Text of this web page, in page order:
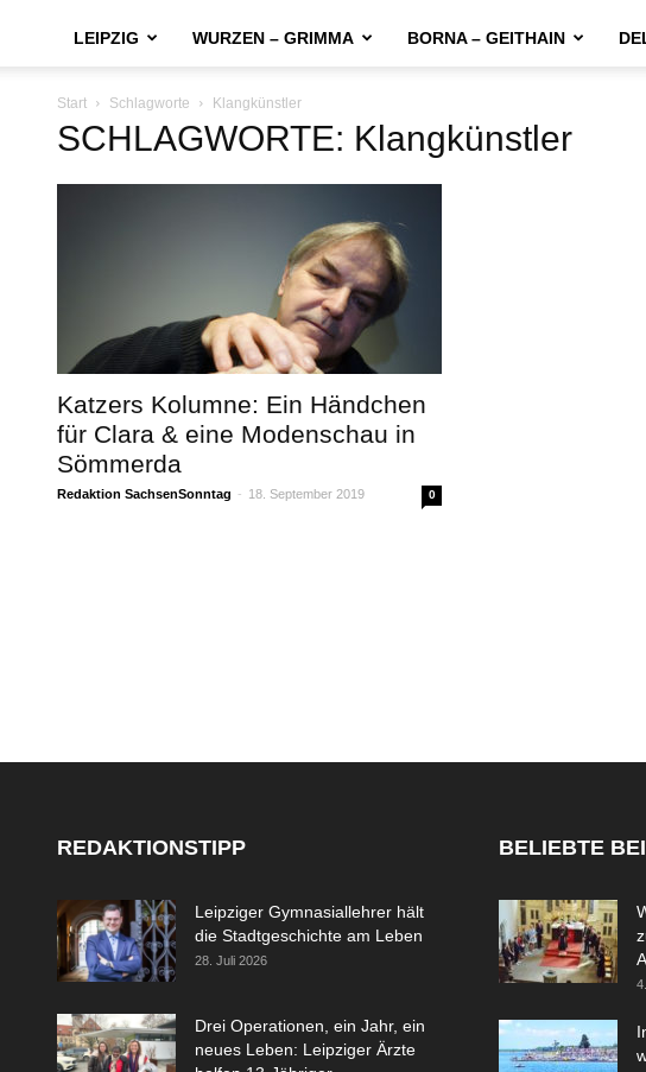
LEIPZIG WURZEN – GRIMMA BORNA – GEITHAIN
Start Schlagworte Klangkünstler
SCHLAGWORTE: Klangkünstler
Katzers Kolumne: Ein Händchen
für Clara & eine Modenschau in
Sömmerda
Redaktion SachsenSonntag - 18. September 2019 0
REDAKTIONSTIPP
Leipziger Gymnasiallehrer hält
die Stadtgeschichte am Leben
28. Juli 2026
Drei Operationen, ein Jahr, ein
neues Leben: Leipziger Ärzte
BELIEBTE